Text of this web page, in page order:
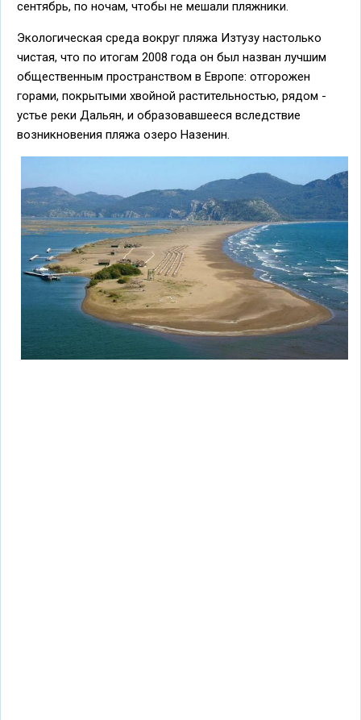
сентябрь, по ночам, чтобы не мешали пляжники.
Экологическая среда вокруг пляжа Изтузу настолько
чистая, что по итогам 2008 года он был назван лучшим
общественным пространством в Европе: отгорожен
горами, покрытыми хвойной растительностью, рядом -
устье реки Дальян, и образовавшееся вследствие
возникновения пляжа озеро Назенин.